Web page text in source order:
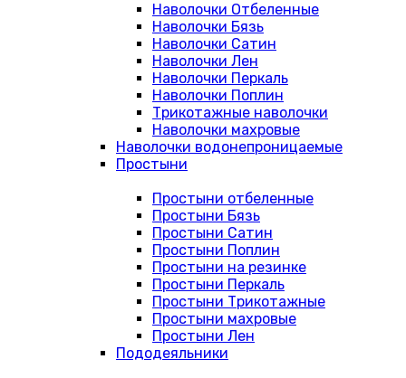
Наволочки Отбеленные
Наволочки Бязь
Наволочки Сатин
Наволочки Лен
Наволочки Перкаль
Наволочки Поплин
Трикотажные наволочки
Наволочки махровые
Наволочки водонепроницаемые
Простыни
Простыни отбеленные
Простыни Бязь
Простыни Сатин
Простыни Поплин
Простыни на резинке
Простыни Перкаль
Простыни Трикотажные
Простыни махровые
Простыни Лен
Пододеяльники